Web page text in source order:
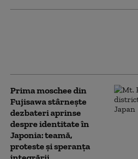
Prima moschee din
Fujisawa stârnește
dezbateri aprinse
despre identitate în
Japonia: teamă,
proteste și speranța